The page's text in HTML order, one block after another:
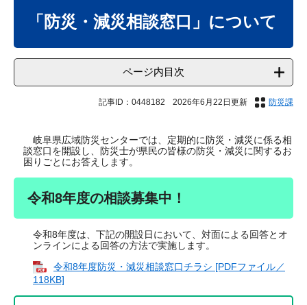
「防災・減災相談窓口」について
ページ内目次
記事ID：0448182 2026年6月22日更新 防災課
岐阜県広域防災センターでは、定期的に防災・減災に係る相
談窓口を開設し、防災士が県民の皆様の防災・減災に関するお
困りごとにお答えします。
令和8年度の相談募集中！
令和8年度は、下記の開設日において、対面による回答とオ
ンラインによる回答の方法で実施します。
令和8年度防災・減災相談窓口チラシ [PDFファイル／
118KB]